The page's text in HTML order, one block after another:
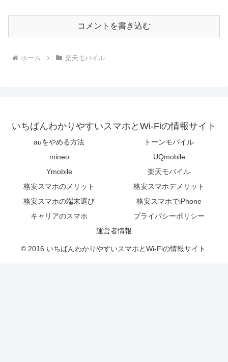
コメントを書き込む
ホーム 楽天モバイル
いちばんわかりやすいスマホとWi-Fiの情報サイト
auをやめる方法
トーンモバイル
mineo
UQmobile
Ymobile
楽天モバイル
格安スマホのメリット
格安スマホデメリット
格安スマホの端末選び
格安スマホでiPhone
キャリアのスマホ
プライバシーポリシー
運営者情報
© 2016 いちばんわかりやすいスマホとWi-Fiの情報サイト.